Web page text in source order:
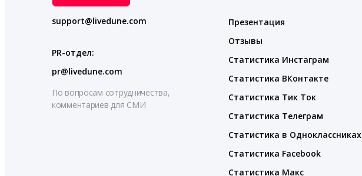
support@livedune.com
PR-отдел:
pr@livedune.com
По вопросам сотрудничества,
комментариев для СМИ
Презентация
Отзывы
Статистика Инстаграм
Статистика ВКонтакте
Статистика Тик Ток
Статистика Телеграм
Статистика в Одноклассниках
Статистика Facebook
Статистика Макс